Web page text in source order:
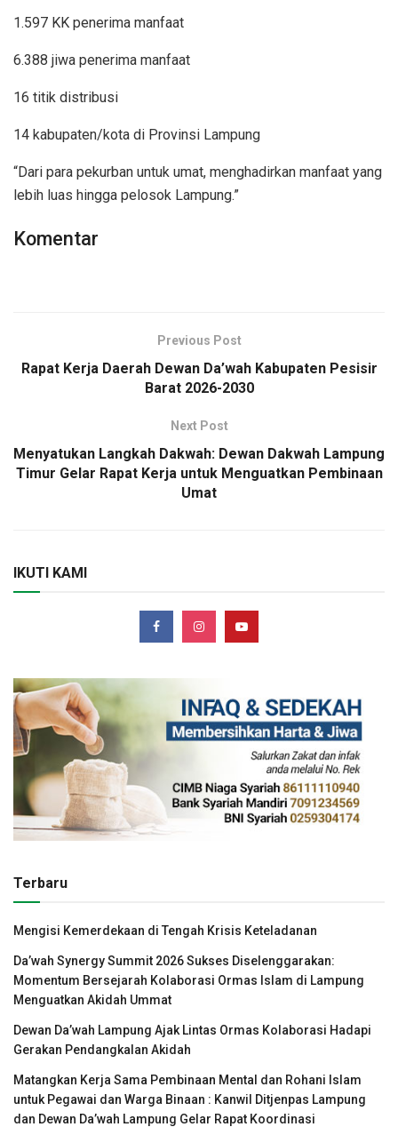
1.597 KK penerima manfaat
6.388 jiwa penerima manfaat
16 titik distribusi
14 kabupaten/kota di Provinsi Lampung
“Dari para pekurban untuk umat, menghadirkan manfaat yang
lebih luas hingga pelosok Lampung.”
Komentar
Previous Post
Rapat Kerja Daerah Dewan Da’wah Kabupaten Pesisir
Barat 2026-2030
Next Post
Menyatukan Langkah Dakwah: Dewan Dakwah Lampung
Timur Gelar Rapat Kerja untuk Menguatkan Pembinaan
Umat
IKUTI KAMI
Terbaru
Mengisi Kemerdekaan di Tengah Krisis Keteladanan
Da’wah Synergy Summit 2026 Sukses Diselenggarakan:
Momentum Bersejarah Kolaborasi Ormas Islam di Lampung
Menguatkan Akidah Ummat
Dewan Da’wah Lampung Ajak Lintas Ormas Kolaborasi Hadapi
Gerakan Pendangkalan Akidah
Matangkan Kerja Sama Pembinaan Mental dan Rohani Islam
untuk Pegawai dan Warga Binaan : Kanwil Ditjenpas Lampung
dan Dewan Da’wah Lampung Gelar Rapat Koordinasi